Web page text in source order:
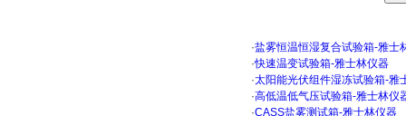
·盐雾恒温恒湿复合试验箱-雅士
·快速温变试验箱-雅士林仪器
·太阳能光伏组件湿冻试验箱-雅
·高低温低气压试验箱-雅士林仪
·CASS盐雾测试箱-雅士林仪器